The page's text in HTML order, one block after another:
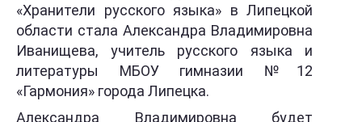
«Хранители русского языка» в Липецкой
области стала Александра Владимировна
Иванищева, учитель русского языка и
литературы МБОУ гимназии №12
«Гармония» города Липецка.
Александра Владимировна будет